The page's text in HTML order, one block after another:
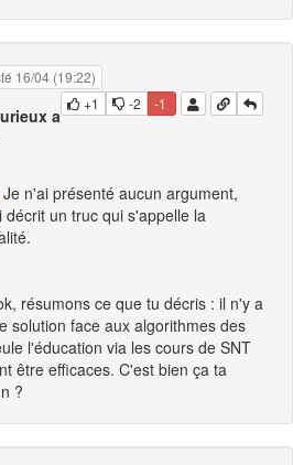
16/04 (19:22)
+1
-2 -1
a
Je n'ai présenté aucun argument,
décrit un truc qui s'appelle la
résumons ce que tu décris : il n'y a
solution face aux algorithmes des
l'éducation via les cours de SNT
être efficaces. C'est bien ça ta
?